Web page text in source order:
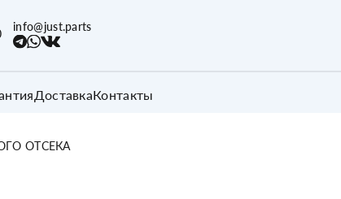
info@just.parts
ДоставкаКонтакты
ОТСЕКА